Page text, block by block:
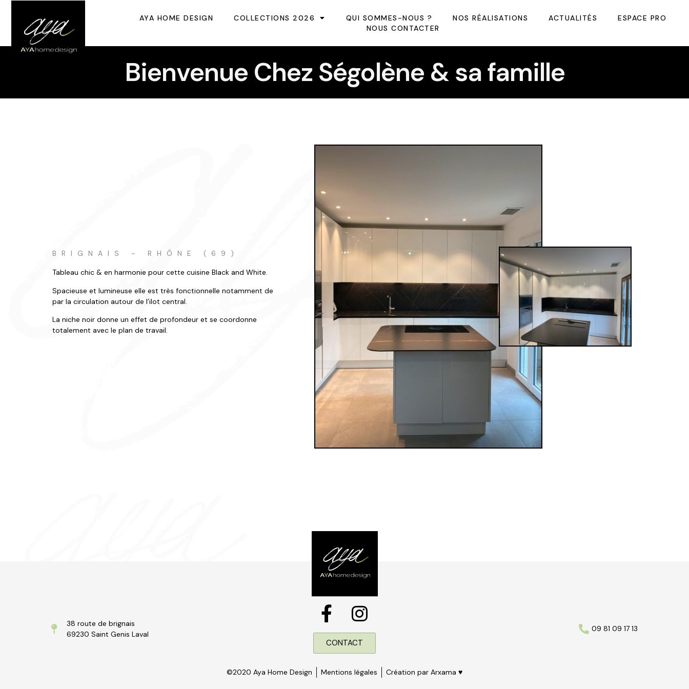
AYA HOME DESIGN COLLECTIONS 2026 QUI SOMMES-NOUS ? NOS RÉALISATIONS ACTUALITÉS
ESPACE PRO
NOUS CONTACTER
Bienvenue Chez Ségolène & sa famille
BRIGNAIS ~ RHÔNE (69)
Tableau chic & en harmonie pour cette cuisine Black and White.
Spacieuse et lumineuse elle est très fonctionnelle notamment de
par la circulation autour de l’ilot central.
La niche noir donne un effet de profondeur et se coordonne
totalement avec le plan de travail.
38 route de brignais
69230 Saint Genis Laval
CONTACT
09 81 09 17 13
©2020 Aya Home Design Mentions légales Création par Arxama ♥